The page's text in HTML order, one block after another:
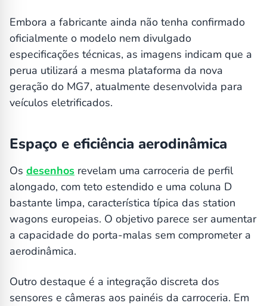
Embora a fabricante ainda não tenha confirmado
oficialmente o modelo nem divulgado
especificações técnicas, as imagens indicam que a
perua utilizará a mesma plataforma da nova
geração do MG7, atualmente desenvolvida para
veículos eletrificados.
Espaço e eficiência aerodinâmica
Os desenhos revelam uma carroceria de perfil
alongado, com teto estendido e uma coluna D
bastante limpa, característica típica das station
wagons europeias. O objetivo parece ser aumentar
a capacidade do porta-malas sem comprometer a
aerodinâmica.
Outro destaque é a integração discreta dos
sensores e câmeras aos painéis da carroceria. Em